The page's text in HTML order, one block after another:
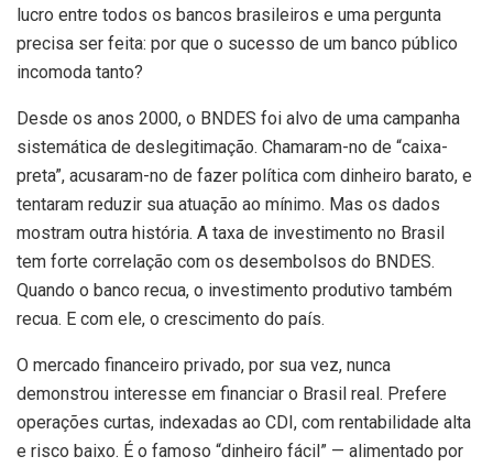
lucro entre todos os bancos brasileiros e uma pergunta
precisa ser feita: por que o sucesso de um banco público
incomoda tanto?
Desde os anos 2000, o BNDES foi alvo de uma campanha
sistemática de deslegitimação. Chamaram-no de “caixa-
preta”, acusaram-no de fazer política com dinheiro barato, e
tentaram reduzir sua atuação ao mínimo. Mas os dados
mostram outra história. A taxa de investimento no Brasil
tem forte correlação com os desembolsos do BNDES.
Quando o banco recua, o investimento produtivo também
recua. E com ele, o crescimento do país.
O mercado financeiro privado, por sua vez, nunca
demonstrou interesse em financiar o Brasil real. Prefere
operações curtas, indexadas ao CDI, com rentabilidade alta
e risco baixo. É o famoso “dinheiro fácil” — alimentado por